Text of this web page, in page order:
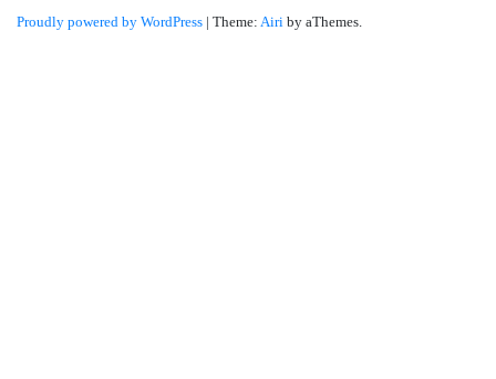
Proudly powered by WordPress | Theme: Airi by aThemes.